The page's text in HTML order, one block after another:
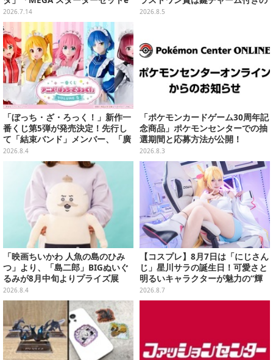
x」各種の全4商品
2026.7.14
シール帳スペシャルセットを用意
2026.8.5
「ぼっち・ざ・ろっく！」新作一
番くじ第5弾が発売決定！先行し
て「結束バンド」メンバー、「廣
井きくり」のメイド衣装フィギュ
アを公開
2026.8.4
「ポケモンカードゲーム30周年記
念商品」ポケモンセンターでの抽
選期間と応募方法が公開！
2026.8.3
「映画ちいかわ 人魚の島のひみ
つ」より、「島二郎」BIGぬいぐ
るみが8月中旬よりプライズ展
開！“味自慢”のエプロンはポケッ
ト付き
2026.8.4
【コスプレ】8月7日は「にじさん
じ」星川サラの誕生日！可愛さと
明るいキャラクターが魅力の“輝
く一番星”な美女レイヤーまとめ
【写真40枚】
2026.8.7